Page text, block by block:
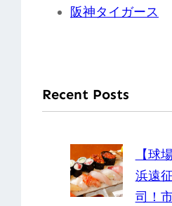
阪神タイガース
Recent Posts
【球
浜遠
司！